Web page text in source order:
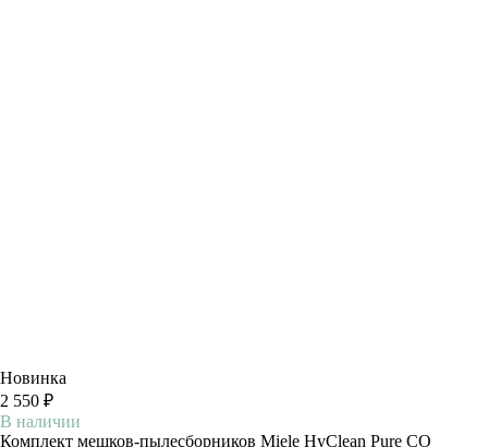
Новинка
2 550 ₽
В наличии
Комплект мешков-пылесборников Miele HyClean Pure CO